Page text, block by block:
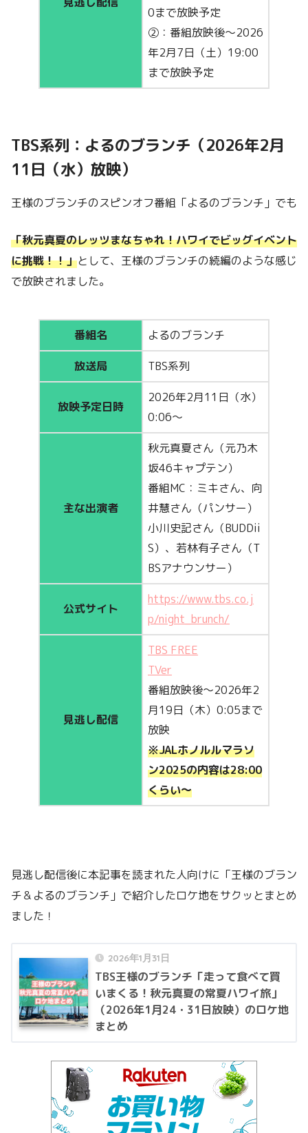
0まで放映予定
②：番組放映後～2026
年2月7日（土）19:00
まで放映予定
TBS系列：よるのブランチ（2026年2月
11日（水）放映）
王様のブランチのスピンオフ番組「よるのブランチ」でも
「秋元真夏のレッツまなちゃれ！ハワイでビッグイベント
に挑戦！！」として、王様のブランチの続編のような感じ
で放映されました。
番組名 よるのブランチ
放送局 TBS系列
放映予定日時
2026年2月11日（水）
0:06～
主な出演者
秋元真夏さん（元乃木
坂46キャプテン）
番組MC：ミキさん、向
井慧さん（パンサー）
小川史記さん（BUDDii
S）、若林有子さん（T
BSアナウンサー）
公式サイト
https://www.tbs.co.j
p/night_brunch/
見逃し配信
TBS FREE
TVer
番組放映後～2026年2
月19日（木）0:05まで
放映
※JALホノルルマラソ
ン2025の内容は28:00
くらい～
見逃し配信後に本記事を読まれた人向けに「王様のブラン
チ＆よるのブランチ」で紹介したロケ地をサクッとまとめ
ました！
2026年1月31日
TBS王様のブランチ「走って食べて買
いまくる！秋元真夏の常夏ハワイ旅」
（2026年1月24・31日放映）のロケ地
まとめ